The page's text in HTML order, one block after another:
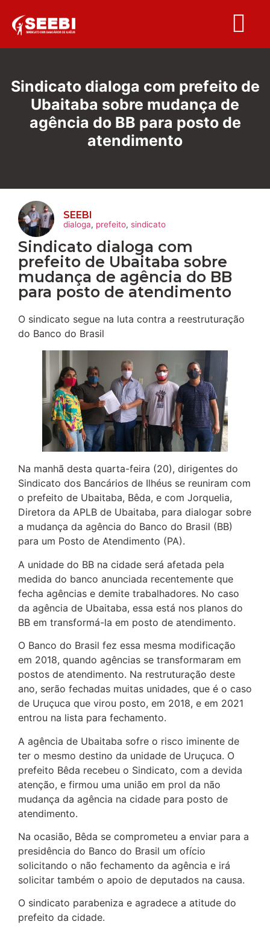
Sindicato dialoga com prefeito de
Ubaitaba sobre mudança de
agência do BB para posto de
atendimento
SEEBI
dialoga, prefeito, sindicato
Sindicato dialoga com
prefeito de Ubaitaba sobre
mudança de agência do BB
para posto de atendimento
O sindicato segue na luta contra a reestruturação
do Banco do Brasil
Na manhã desta quarta-feira (20), dirigentes do
Sindicato dos Bancários de Ilhéus se reuniram com
o prefeito de Ubaitaba, Bêda, e com Jorquelia,
Diretora da APLB de Ubaitaba, para dialogar sobre
a mudança da agência do Banco do Brasil (BB)
para um Posto de Atendimento (PA).
A unidade do BB na cidade será afetada pela
medida do banco anunciada recentemente que
fecha agências e demite trabalhadores. No caso
da agência de Ubaitaba, essa está nos planos do
BB em transformá-la em posto de atendimento.
O Banco do Brasil fez essa mesma modificação
em 2018, quando agências se transformaram em
postos de atendimento. Na restruturação deste
ano, serão fechadas muitas unidades, que é o caso
de Uruçuca que virou posto, em 2018, e em 2021
entrou na lista para fechamento.
A agência de Ubaitaba sofre o risco iminente de
ter o mesmo destino da unidade de Uruçuca. O
prefeito Bêda recebeu o Sindicato, com a devida
atenção, e firmou uma união em prol da não
mudança da agência na cidade para posto de
atendimento.
Na ocasião, Bêda se comprometeu a enviar para a
presidência do Banco do Brasil um ofício
solicitando o não fechamento da agência e irá
solicitar também o apoio de deputados na causa.
O sindicato parabeniza e agradece a atitude do
prefeito da cidade.